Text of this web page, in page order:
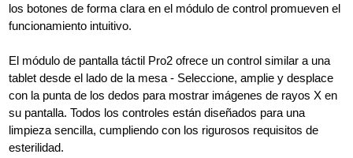
los botones de forma clara en el módulo de control promueven el
funcionamiento intuitivo.
El módulo de pantalla táctil Pro2 ofrece un control similar a una
tablet desde el lado de la mesa - Seleccione, amplie y desplace
con la punta de los dedos para mostrar imágenes de rayos X en
su pantalla. Todos los controles están diseñados para una
limpieza sencilla, cumpliendo con los rigurosos requisitos de
esterilidad.